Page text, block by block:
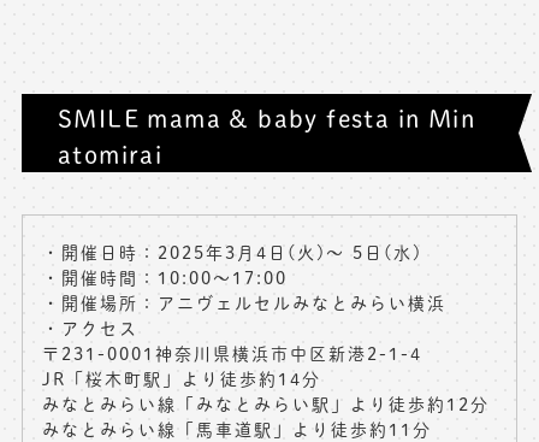
SMILE mama & baby festa in Min
atomirai
・開催日時：2025年3月4日(火)〜 5日(水)
・開催時間：10:00～17:00
・開催場所：アニヴェルセルみなとみらい横浜
・アクセス
〒231-0001神奈川県横浜市中区新港2-1-4
JR「桜木町駅」より徒歩約14分
みなとみらい線「みなとみらい駅」より徒歩約12分
みなとみらい線「馬車道駅」より徒歩約11分